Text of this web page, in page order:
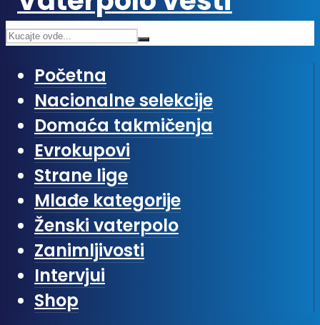
Početna
Nacionalne selekcije
Domaća takmičenja
Evrokupovi
Strane lige
Mlađe kategorije
Ženski vaterpolo
Zanimljivosti
Intervjui
Shop